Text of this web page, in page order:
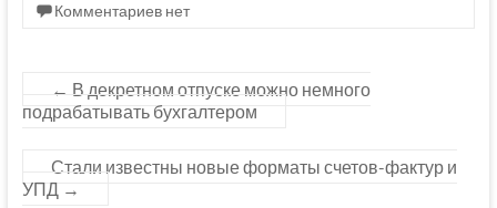
Комментариев нет
← В декретном отпуске можно немного
подрабатывать бухгалтером
Стали известны новые форматы счетов-фактур и
УПД →